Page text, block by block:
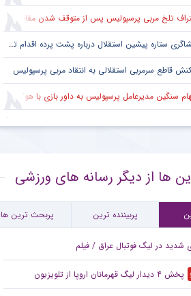
تلخ مربی پرسپولیس پس از متوقف شدن مقابل تیم یک استقلالی
ستاره پیشین استقلال درباره پشت پرده اقدام تحریک آمیز خود مقابل هواداران پرسپولیس
قاطع سرمربی استقلالی به انتقاد مربی پرسپولیس
سنگین مدیرعامل پرسپولیس به داور بازی با هوادار
معنادار ستاره مصدوم پرسپولیس به شانس قهرمانی سرخ ها
جالب یحیی گل محمدی با سرمربی تیم ملی در حاشیه بازی پرسپولیس
ها از دیگر رسانه های ورزشی
پربیننده ترین پربحث ترین ها
شدید در لیگ فوتبال عراق / فیلم
پخش ۴ دیدار لیگ قهرمانان اروپا از تلویزیون